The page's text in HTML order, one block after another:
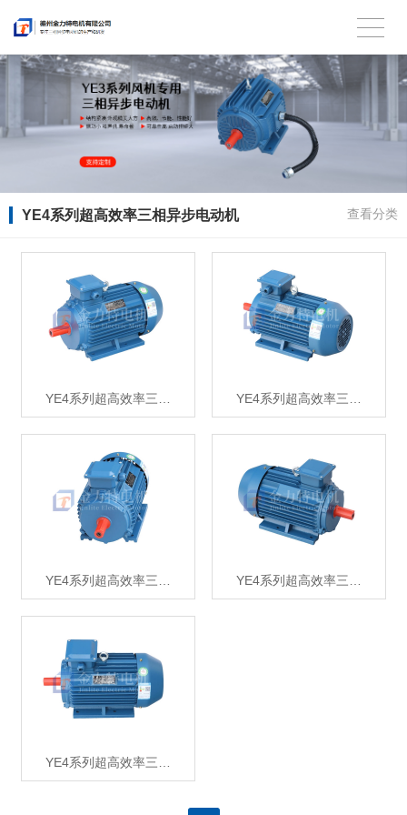
YE4系列超高效率三相异步电动机 查看分类
YE4系列超高效率三… YE4系列超高效率三…
YE4系列超高效率三… YE4系列超高效率三…
YE4系列超高效率三…